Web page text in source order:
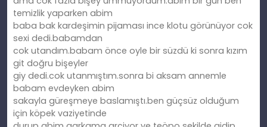
temizlik yaparken abim
baba bak kardeşimin pijaması ince klotu görünüyor cok
sexi dedi.babamdan
cok utandım.babam önce oyle bir süzdü ki sonra kızım
git doğru bişeyler
giy dedi.cok utanmıştım.sonra bi aksam annemle
babam evdeyken abim
sakayla güreşmeye baslamıştı.ben güçsüz olduğum
için köpek vaziyetinde